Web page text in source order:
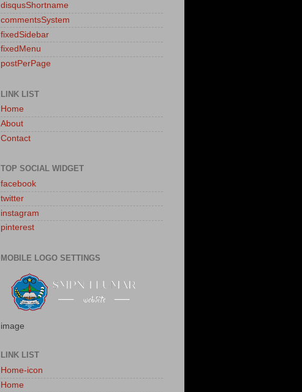
disqusShortname
commentsSystem
fixedSidebar
fixedMenu
postPerPage
LINK LIST
Home
About
Contact
TOP SOCIAL WIDGET
facebook
twitter
instagram
pinterest
MOBILE LOGO SETTINGS
image
LINK LIST
Home-icon
Home